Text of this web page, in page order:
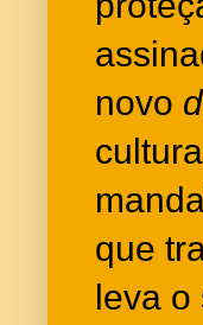
novo
que
leva o